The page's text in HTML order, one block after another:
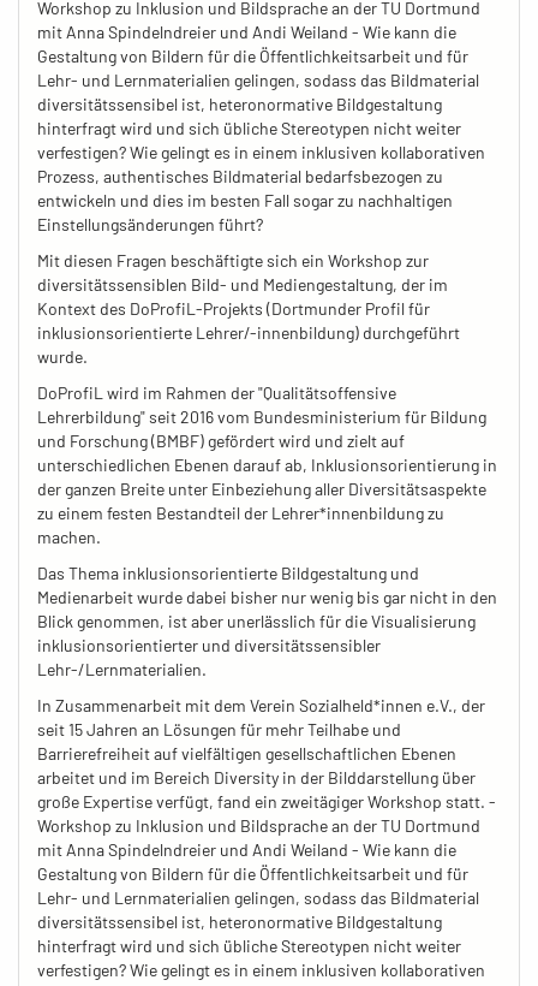
Workshop zu Inklusion und Bildsprache an der TU Dortmund
mit Anna Spindelndreier und Andi Weiland - Wie kann die
Gestaltung von Bildern für die Öffentlichkeitsarbeit und für
Lehr- und Lernmaterialien gelingen, sodass das Bildmaterial
diversitätssensibel ist, heteronormative Bildgestaltung
hinterfragt wird und sich übliche Stereotypen nicht weiter
verfestigen? Wie gelingt es in einem inklusiven kollaborativen
Prozess, authentisches Bildmaterial bedarfsbezogen zu
entwickeln und dies im besten Fall sogar zu nachhaltigen
Einstellungsänderungen führt?
Mit diesen Fragen beschäftigte sich ein Workshop zur
diversitätssensiblen Bild- und Mediengestaltung, der im
Kontext des DoProfiL-Projekts (Dortmunder Profil für
inklusionsorientierte Lehrer/-innenbildung) durchgeführt
wurde.
DoProfiL wird im Rahmen der "Qualitätsoffensive
Lehrerbildung" seit 2016 vom Bundesministerium für Bildung
und Forschung (BMBF) gefördert wird und zielt auf
unterschiedlichen Ebenen darauf ab, Inklusionsorientierung in
der ganzen Breite unter Einbeziehung aller Diversitätsaspekte
zu einem festen Bestandteil der Lehrer*innenbildung zu
machen.
Das Thema inklusionsorientierte Bildgestaltung und
Medienarbeit wurde dabei bisher nur wenig bis gar nicht in den
Blick genommen, ist aber unerlässlich für die Visualisierung
inklusionsorientierter und diversitätssensibler
Lehr-/Lernmaterialien.
In Zusammenarbeit mit dem Verein Sozialheld*innen e.V., der
seit 15 Jahren an Lösungen für mehr Teilhabe und
Barrierefreiheit auf vielfältigen gesellschaftlichen Ebenen
arbeitet und im Bereich Diversity in der Bilddarstellung über
große Expertise verfügt, fand ein zweitägiger Workshop statt. -
Workshop zu Inklusion und Bildsprache an der TU Dortmund
mit Anna Spindelndreier und Andi Weiland - Wie kann die
Gestaltung von Bildern für die Öffentlichkeitsarbeit und für
Lehr- und Lernmaterialien gelingen, sodass das Bildmaterial
diversitätssensibel ist, heteronormative Bildgestaltung
hinterfragt wird und sich übliche Stereotypen nicht weiter
verfestigen? Wie gelingt es in einem inklusiven kollaborativen